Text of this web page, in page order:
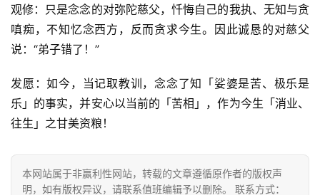
高
僧
谈
心
提
观修：只是念念的对弥陀慈父，忏悔自己的我执、无知与贪
嗔痴，不知忆念西方，反而贪求今生。因此诚恳的对慈父
说：“弟子错了！”
发愿：如今，当记取教训，念念了知「娑婆是苦、极乐是
乐」的事实，并安心以当前的「苦相」，作为今生「消业、
往生」之甘美资粮！
本网站属于非赢利性网站，转载的文章遵循原作者的版权声
明，如有版权异议，请联系值班编辑予以删除。 联系方式：